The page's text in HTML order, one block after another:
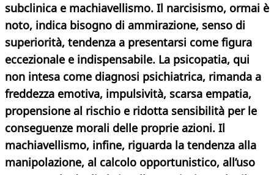
subclinica e machiavellismo. Il narcisismo, ormai è
noto, indica bisogno di ammirazione, senso di
superiorità, tendenza a presentarsi come figura
eccezionale e indispensabile. La psicopatia, qui
non intesa come diagnosi psichiatrica, rimanda a
freddezza emotiva, impulsività, scarsa empatia,
propensione al rischio e ridotta sensibilità per le
conseguenze morali delle proprie azioni. Il
machiavellismo, infine, riguarda la tendenza alla
manipolazione, al calcolo opportunistico, all’uso